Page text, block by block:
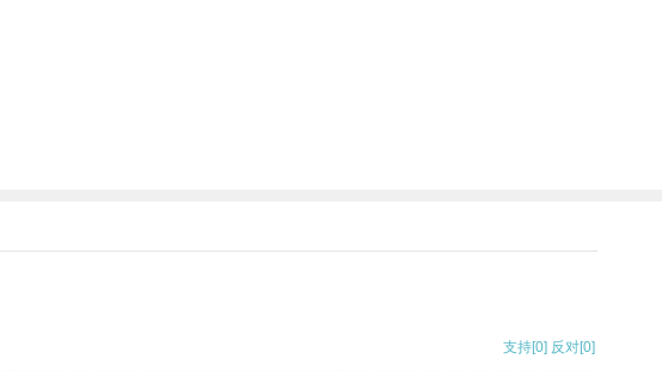
支持[0] 反对[0]